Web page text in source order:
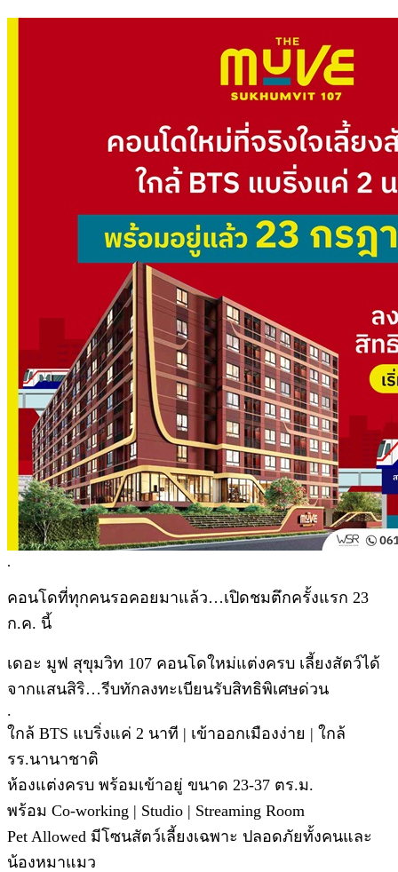
.
คอนโดที่ทุกคนรอคอยมาแล้ว…เปิดชมตึกครั้งแรก 23
ก.ค. นี้
เดอะ มูฟ สุขุมวิท 107 คอนโดใหม่แต่งครบ เลี้ยงสัตว์ได้
จากแสนสิริ…รีบทักลงทะเบียนรับสิทธิพิเศษด่วน
.
ใกล้ BTS แบริ่งแค่ 2 นาที | เข้าออกเมืองง่าย | ใกล้
รร.นานาชาติ
ห้องแต่งครบ พร้อมเข้าอยู่ ขนาด 23-37 ตร.ม.
พร้อม Co-working | Studio | Streaming Room
Pet Allowed มีโซนสัตว์เลี้ยงเฉพาะ ปลอดภัยทั้งคนและ
น้องหมาแมว